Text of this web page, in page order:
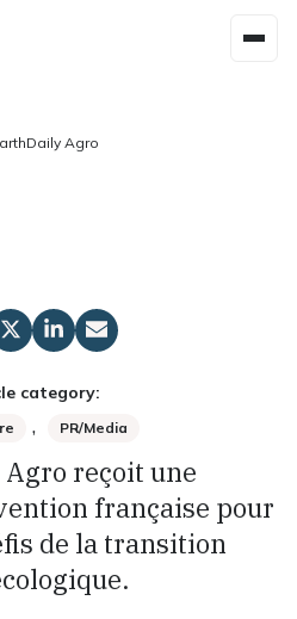
Agro reçoit une prestigieuse
category:
, PR/Media
reçoit une
française pour
de la transition